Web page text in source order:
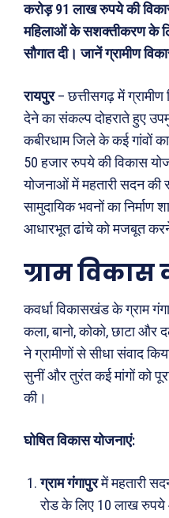
करोड़ 91 लाख रुपये की
महिलाओं के सशक्तीकरण के
सौगात दी। जानें ग्रामीण
रायपुर– छत्तीसगढ़ में ग्रामीण
देने का संकल्प दोहराते हुए
कबीरधाम जिले के कई गांवों
50 हजार रुपये की विकास
योजनाओं में महतारी सदन
सामुदायिक भवनों का निर्माण
आधारभूत ढांचे को मजबूत करने
ग्राम विकास
कवर्धा विकासखंड के ग्राम
कला, बानो, कोको, छाटा और
ने ग्रामीणों से सीधा संवाद
सुनीं और तुरंत कई मांगों को
की।
घोषित विकास योजनाएं:
ग्राम गंगापुरमें महतारी
रोड के लिए 10 लाख रुपये